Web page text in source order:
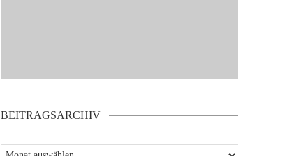
BEITRAGSARCHIV